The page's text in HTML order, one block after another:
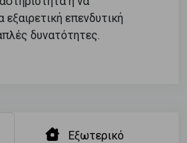
εξαιρετική επενδυτική
δυνατότητες.
Εξωτερικό